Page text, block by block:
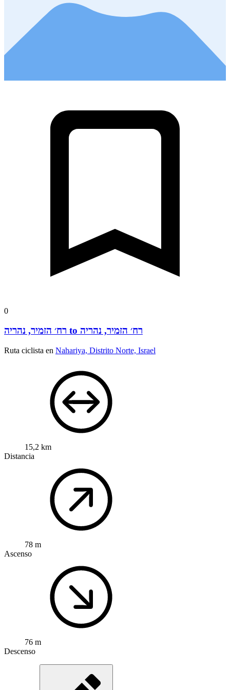
0
רח׳ הזמיר, נהריה to רח׳ הזמיר, נהריה
Ruta ciclista en Nahariya, Distrito Norte, Israel
15,2 km
Distancia
78 m
Ascenso
76 m
Descenso